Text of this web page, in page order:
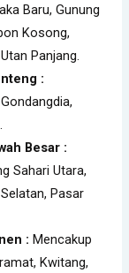
Baru, Gunung
Kosong,
Panjang.
:
Besar :
Sahari Utara,
Pasar
: Mencakup
Kwitang,